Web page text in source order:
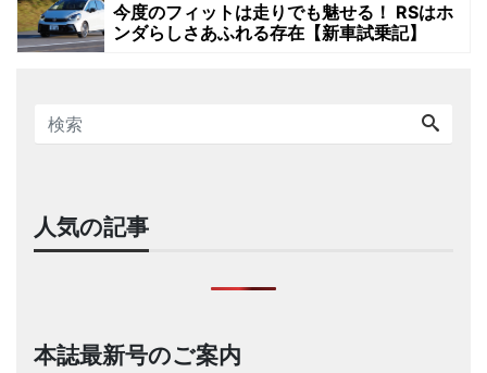
今度のフィットは走りでも魅せる！ RSはホ
ンダらしさあふれる存在【新車試乗記】
人気の記事
本誌最新号のご案内